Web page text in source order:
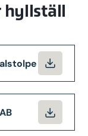
hyllställ